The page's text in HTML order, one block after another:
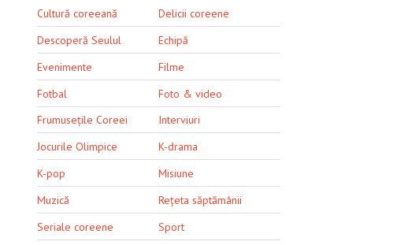
Cultură coreeană
Delicii coreene
Descoperă Seulul
Echipă
Evenimente
Filme
Fotbal
Foto & video
Frumusețile Coreei
Interviuri
Jocurile Olimpice
K-drama
K-pop
Misiune
Muzică
Rețeta săptămânii
Seriale coreene
Sport